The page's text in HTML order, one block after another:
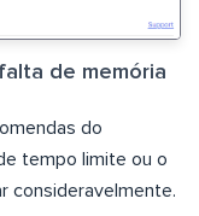
de memória
do
tempo limite ou o
consideravelmente.